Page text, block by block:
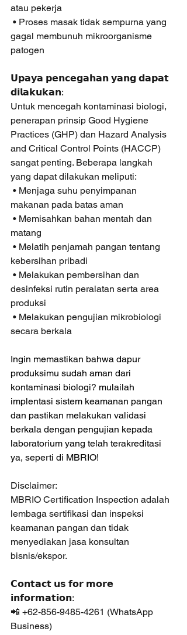
atau pekerja
• Proses masak tidak sempurna yang
gagal membunuh mikroorganisme
patogen
𝗨𝗽𝗮𝘆𝗮 𝗽𝗲𝗻𝗰𝗲𝗴𝗮𝗵𝗮𝗻 𝘆𝗮𝗻𝗴 𝗱𝗮𝗽𝗮𝘁
𝗱𝗶𝗹𝗮𝗸𝘂𝗸𝗮𝗻:
Untuk mencegah kontaminasi biologi,
penerapan prinsip Good Hygiene
Practices (GHP) dan Hazard Analysis
and Critical Control Points (HACCP)
sangat penting. Beberapa langkah
yang dapat dilakukan meliputi:
• Menjaga suhu penyimpanan
makanan pada batas aman
• Memisahkan bahan mentah dan
matang
• Melatih penjamah pangan tentang
kebersihan pribadi
• Melakukan pembersihan dan
desinfeksi rutin peralatan serta area
produksi
• Melakukan pengujian mikrobiologi
secara berkala
Ingin memastikan bahwa dapur
produksimu sudah aman dari
kontaminasi biologi? mulailah
implentasi sistem keamanan pangan
dan pastikan melakukan validasi
berkala dengan pengujian kepada
laboratorium yang telah terakreditasi
ya, seperti di MBRIO!
Disclaimer:
MBRIO Certification Inspection adalah
lembaga sertifikasi dan inspeksi
keamanan pangan dan tidak
menyediakan jasa konsultan
bisnis/ekspor.
𝗖𝗼𝗻𝘁𝗮𝗰𝘁 𝘂𝘀 𝗳𝗼𝗿 𝗺𝗼𝗿𝗲
𝗶𝗻𝗳𝗼𝗿𝗺𝗮𝘁𝗶𝗼𝗻:
📲 +62-856-9485-4261 (WhatsApp
Business)